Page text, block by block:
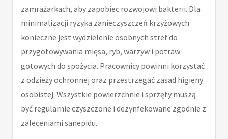
zamrażarkach, aby zapobiec rozwojowi bakterii. Dla
minimalizacji ryzyka zanieczyszczeń krzyżowych
konieczne jest wydzielenie osobnych stref do
przygotowywania mięsa, ryb, warzyw i potraw
gotowych do spożycia. Pracownicy powinni korzystać
z odzieży ochronnej oraz przestrzegać zasad higieny
osobistej. Wszystkie powierzchnie i sprzęty muszą
być regularnie czyszczone i dezynfekowane zgodnie z
zaleceniami sanepidu.